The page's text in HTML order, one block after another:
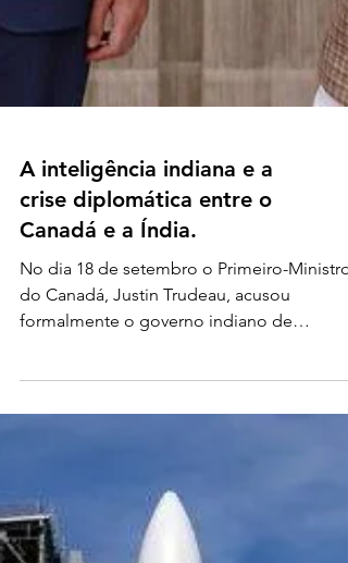
A inteligência indiana e a